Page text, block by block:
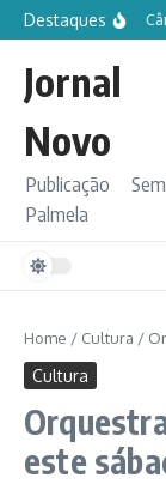
Ir para o conteúdo
Destaques
Novo
Publicação
Palmela
Home / Cultura /
Cultura
este